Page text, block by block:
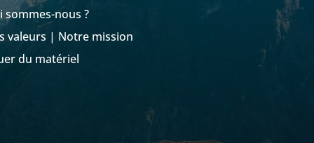
sommes-nous ?
valeurs | Notre mission
du matériel